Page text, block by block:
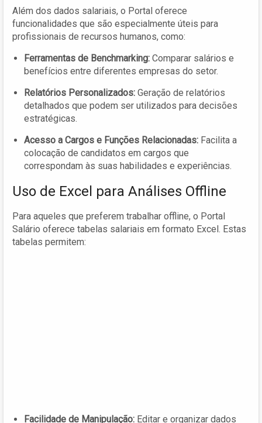
Além dos dados salariais, o Portal oferece
funcionalidades que são especialmente úteis para
profissionais de recursos humanos, como:
Ferramentas de Benchmarking: Comparar salários e
benefícios entre diferentes empresas do setor.
Relatórios Personalizados: Geração de relatórios
detalhados que podem ser utilizados para decisões
estratégicas.
Acesso a Cargos e Funções Relacionadas: Facilita a
colocação de candidatos em cargos que
correspondam às suas habilidades e experiências.
Uso de Excel para Análises Offline
Para aqueles que preferem trabalhar offline, o Portal
Salário oferece tabelas salariais em formato Excel. Estas
tabelas permitem:
Facilidade de Manipulação: Editar e organizar dados